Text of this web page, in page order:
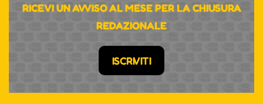
RICEVI UN AVVISO AL MESE PER LA CHIUSURA
REDAZIONALE
ISCRIVITI